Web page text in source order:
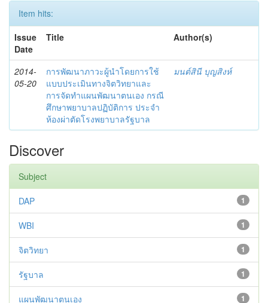
Item hits:
Issue
Date
Title Author(s)
2014-
05-20
การพัฒนาภาวะผู้นำโดยการใช้
แบบประเมินทางจิตวิทยาและ
การจัดทำแผนพัฒนาตนเอง กรณี
ศึกษาพยาบาลปฏิบัติการ ประจำ
ห้องผ่าตัดโรงพยาบาลรัฐบาล
มนต์สินี บุญสิงห์
Discover
Subject
1
DAP
1
WBI
1
จิตวิทยา
1
รัฐบาล
1
แผนพัฒนาตนเอง